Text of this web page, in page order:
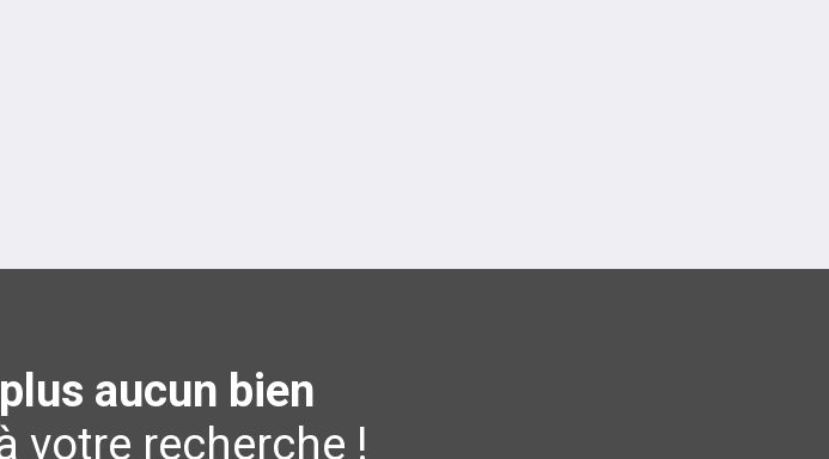
aucun bien
votre recherche !